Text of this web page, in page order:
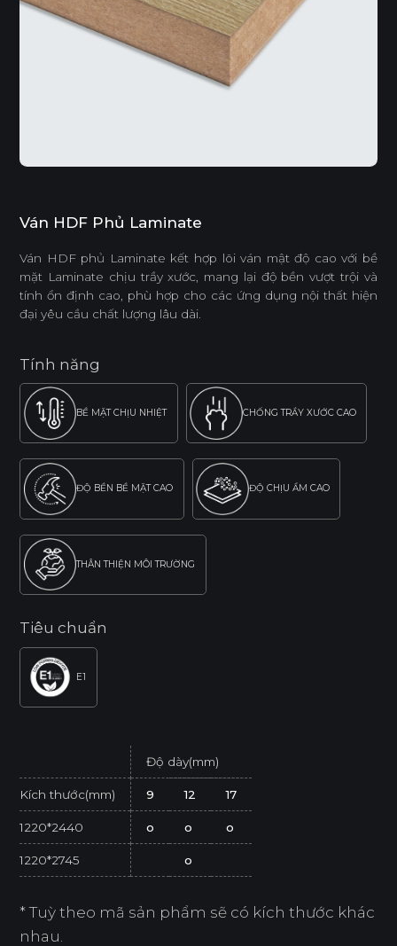
Ván HDF Phủ Laminate
Ván HDF phủ Laminate kết hợp lõi ván mật độ cao với bề
mặt Laminate chịu trầy xước, mang lại độ bền vượt trội và
tính ổn định cao, phù hợp cho các ứng dụng nội thất hiện
đại yêu cầu chất lượng lâu dài.
Tính năng
BỀ MẶT CHỊU NHIỆT CHỐNG TRẦY XƯỚC CAO
ĐỘ BỀN BỀ MẶT CAO ĐỘ CHỊU ẨM CAO
THÂN THIỆN MÔI TRƯỜNG
Tiêu chuẩn
E1
Độ dày(mm)
Kích thước(mm) 9 12 17
1220*2440 o o o
1220*2745 o
* Tuỳ theo mã sản phẩm sẽ có kích thước khác
nhau.